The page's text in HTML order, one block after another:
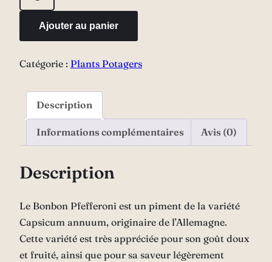
de
Piment
"Bonbon
Ajouter au panier
Catégorie : Plants Potagers
Description
Informations complémentaires Avis (0)
Description
Le Bonbon Pfefferoni est un piment de la variété
Capsicum annuum, originaire de l’Allemagne.
Cette variété est très appréciée pour son goût doux
et fruité, ainsi que pour sa saveur légèrement